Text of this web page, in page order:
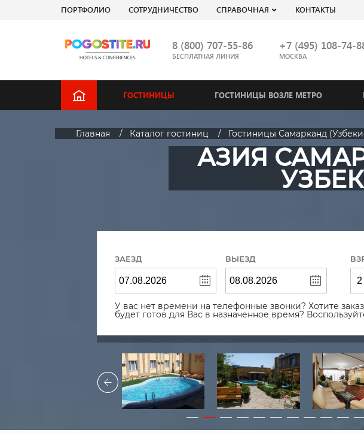
ПОРТФОЛИО СОТРУДНИЧЕСТВО СПРАВОЧНАЯ КОНТАКТЫ
8 (800) 707-55-86
БЕСПЛАТНАЯ ЛИНИЯ
+7 (495) 108-74-
МОСКВА
ГОСТИНИЦЫ ГОСТИНИЦЫ ВОЗЛЕ МЕТРО
Главная Каталог гостиниц Гостиницы Самарканд
АЗИЯ
ЗАЕЗД ВЫЕЗД
У вас нет времени на телефонные звонки? Хотите
будет готов для Вас в назначенное время?